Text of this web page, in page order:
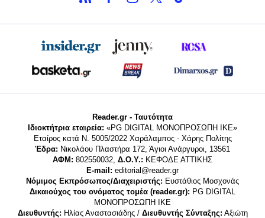
Reader.gr - Ταυτότητα
Ιδιοκτήτρια εταιρεία: «PG DIGITAL MONΟΠΡΟΣΩΠΗ ΙΚΕ»
Εταίρος κατά Ν. 5005/2022 Χαράλαμπος - Χάρης Πολίτης
Έδρα: Νικολάου Πλαστήρα 172, Άγιοι Ανάργυροι, 13561
ΑΦΜ: 802550032, Δ.Ο.Υ.: ΚΕΦΟΔΕ ΑΤΤΙΚΗΣ
E-mail: editorial@reader.gr
Νόμιμος Εκπρόσωπος/Διαχειριστής: Ευστάθιος Μοσχονάς
Δικαιούχος του ονόματος τομέα (reader.gr): PG DIGITAL
MONΟΠΡΟΣΩΠΗ ΙΚΕ
Διευθυντής: Ηλίας Αναστασιάδης / Διευθυντής Σύνταξης: Αξιώτη